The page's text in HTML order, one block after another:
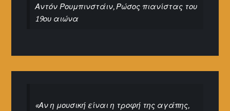
Αντόν Ρουμπινστάιν, Ρώσος πιανίστας του
19ου αιώνα
«Αν η μουσική είναι η τροφή της αγάπης,